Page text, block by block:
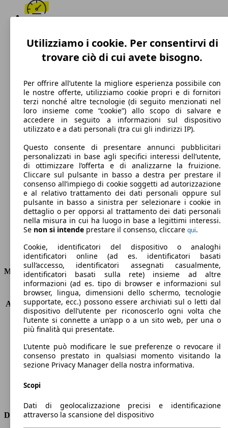
Diesel
Carburante
104 g/km
Emissioni di CO2 (combinato)*
Ø 4.0 l/100km
Consumi
Motore e Prestazioni
KW (PS)
68 kW (92 PS)
Accelerazione (0-100 km/h) 11.5s
Velocità massima (km/h)
181 km/h
Numero di marce
5
Cilindrata
1560 ccm
Carburante
Diesel
Trasmissione
Dimensioni
Utilizziamo i cookie. Per consentirvi di
trovare ciò di cui avete bisogno.
Per offrire all’utente la migliore esperienza possibile con
le nostre offerte, utilizziamo cookie propri e di fornitori
terzi nonché altre tecnologie (di seguito menzionati nel
loro insieme come “cookie”) allo scopo di salvare e
accedere in seguito a informazioni sul dispositivo
utilizzato e a dati personali (tra cui gli indirizzi IP).
Questo consente di presentare annunci pubblicitari
personalizzati in base agli specifici interessi dell’utente,
di ottimizzare l’offerta e di analizzarne la fruizione.
Cliccare sul pulsante in basso a destra per prestare il
consenso all’impiego di cookie soggetti ad autorizzazione
e al relativo trattamento dei dati personali oppure sul
pulsante in basso a sinistra per selezionare i cookie in
dettaglio o per opporsi al trattamento dei dati personali
nella misura in cui ha luogo in base a legittimi interessi.
Se non si intende prestare il consenso, cliccare qui.
Cookie, identificatori del dispositivo o analoghi
identificatori online (ad es. identificatori basati
sull’accesso, identificatori assegnati casualmente,
identificatori basati sulla rete) insieme ad altre
informazioni (ad es. tipo di browser e informazioni sul
browser, lingua, dimensioni dello schermo, tecnologie
supportate, ecc.) possono essere archiviati sul o letti dal
dispositivo dell’utente per riconoscerlo ogni volta che
l’utente si connette a un’app o a un sito web, per una o
più finalità qui presentate.
L’utente può modificare le sue preferenze o revocare il
consenso prestato in qualsiasi momento visitando la
sezione Privacy Manager della nostra informativa.
Scopi
Dati di geolocalizzazione precisi e identificazione
attraverso la scansione del dispositivo